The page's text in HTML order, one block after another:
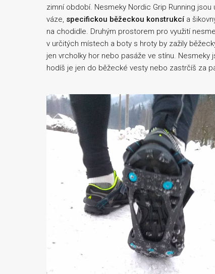
zimní období. Nesmeky Nordic Grip Running jsou
váze, specifickou běžeckou konstrukcí a
na chodidle. Druhým prostorem pro využití
v určitých místech a boty s hroty by zažily
jen vrcholky hor nebo pasáže ve stínu. Nesmeky
hodíš je jen do běžecké vesty nebo zastrčíš za